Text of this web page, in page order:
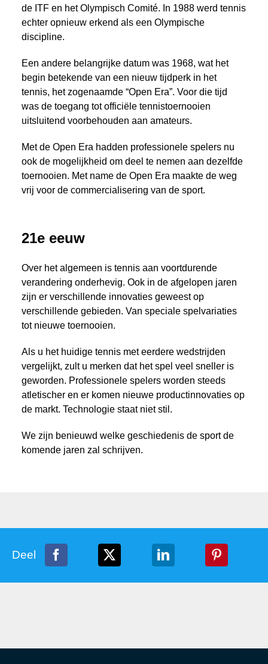
de ITF en het Olympisch Comité. In 1988 werd tennis
echter opnieuw erkend als een Olympische
discipline.
Een andere belangrijke datum was 1968, wat het
begin betekende van een nieuw tijdperk in het
tennis, het zogenaamde “Open Era”. Voor die tijd
was de toegang tot officiële tennistoernooien
uitsluitend voorbehouden aan amateurs.
Met de Open Era hadden professionele spelers nu
ook de mogelijkheid om deel te nemen aan dezelfde
toernooien. Met name de Open Era maakte de weg
vrij voor de commercialisering van de sport.
21e eeuw
Over het algemeen is tennis aan voortdurende
verandering onderhevig. Ook in de afgelopen jaren
zijn er verschillende innovaties geweest op
verschillende gebieden. Van speciale spelvariaties
tot nieuwe toernooien.
Als u het huidige tennis met eerdere wedstrijden
vergelijkt, zult u merken dat het spel veel sneller is
geworden. Professionele spelers worden steeds
atletischer en er komen nieuwe productinnovaties op
de markt. Technologie staat niet stil.
We zijn benieuwd welke geschiedenis de sport de
komende jaren zal schrijven.
Deel